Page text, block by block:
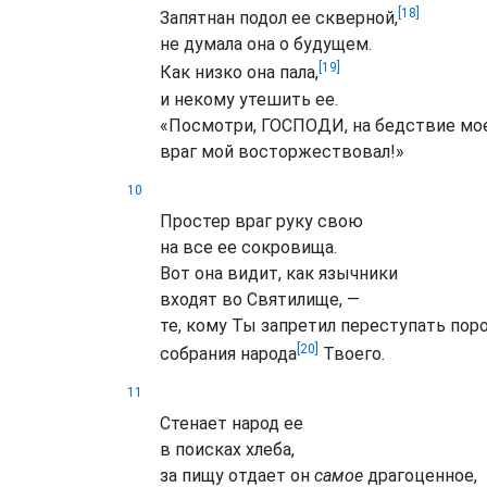
Запятнан подол ее скверной, [18]
не думала она о будущем.
Как низко она пала, [19]
и некому утешить ее.
«Посмотри, ГОСПОДИ, на бедствие
враг мой восторжествовал!»
10
Простер враг руку свою
на все ее сокровища.
Вот она видит, как язычники
входят во Святилище, —
те, кому Ты запретил переступать
собрания народа [20] Твоего.
11
Стенает народ ее
в поисках хлеба,
за пищу отдает он самое драгоценное,